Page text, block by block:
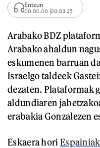
Entzun
00:00:00 00:03:25
Arabako BDZ
Arabako ahaldun
eskumenen barruan
Israelgo taldeek
dezaten. Plataformak
aldundiaren
erabakia Gonzalezen
Eskaera hori